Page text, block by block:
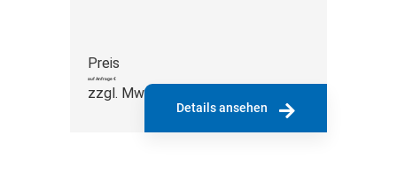
Preis
auf Anfrage €
zzgl. MwSt.
Details ansehen